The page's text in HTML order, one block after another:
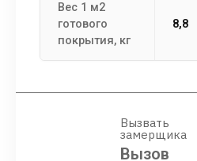
Вес 1 м2
готового
покрытия, кг
8,8
Вызвать
замерщика
Вызов